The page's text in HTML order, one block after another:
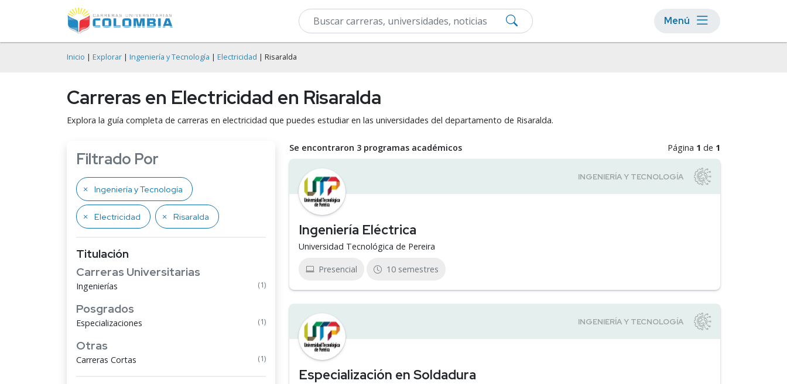
Menú
Inicio | Explorar | Ingeniería y Tecnología | Electricidad | Risaralda
Carreras en Electricidad en Risaralda
Explora la guía completa de carreras en electricidad que puedes estudiar en las universidades del departamento de Risaralda.
Filtrado Por
Ingeniería y Tecnología
Electricidad Risaralda
Titulación
Carreras Universitarias
Ingenierías (1)
Posgrados
Especializaciones (1)
Otras
Carreras Cortas (1)
Se encontraron 3 programas académicos Página 1 de 1
Ingeniería Eléctrica
Universidad Tecnológica de Pereira
Presencial 10 semestres
Especialización en Soldadura